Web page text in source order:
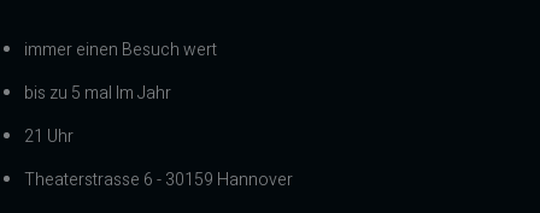
immer einen Besuch wert
bis zu 5 mal Im Jahr
21 Uhr
Theaterstrasse 6 - 30159 Hannover